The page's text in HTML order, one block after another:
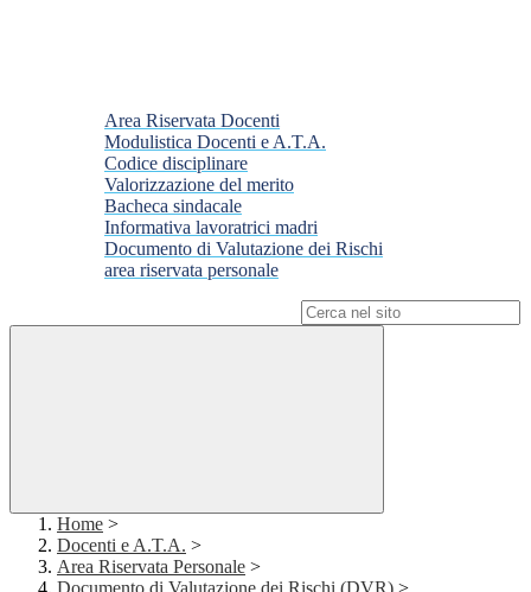
Area Riservata Docenti
Modulistica Docenti e A.T.A.
Codice disciplinare
Valorizzazione del merito
Bacheca sindacale
Informativa lavoratrici madri
Documento di Valutazione dei Rischi
area riservata personale
Home >
Docenti e A.T.A. >
Area Riservata Personale >